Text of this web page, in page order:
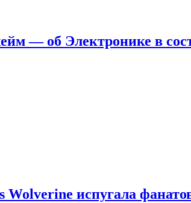
— об Электронике в
испугала